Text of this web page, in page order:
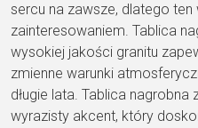
sercu na zawsze, dlatego
zainteresowaniem. Tablica
wysokiej jakości granitu
zmienne warunki
długie lata. Tablica
wyrazisty akcent, który